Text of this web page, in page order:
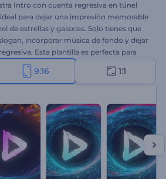
Intro con cuenta regresiva en túnel
para dejar una impresión memorable
de estrellas y galaxias. Solo tienes que
incorporar música de fondo y dejar
Esta plantilla es perfecta para
eventos en vivo, aperturas de
de nuevos productos y mucho más.
brille! "
9:16 1:1